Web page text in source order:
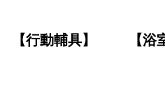
【行動輔具】 【